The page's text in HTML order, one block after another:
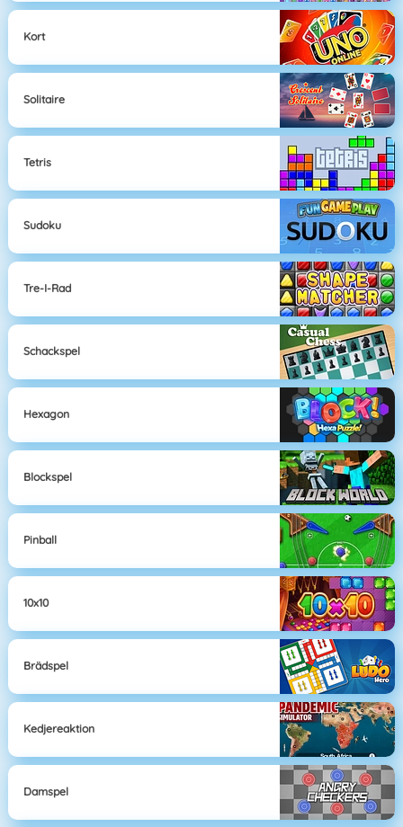
Kort
Solitaire
Tetris
Sudoku
Tre-I-Rad
Schackspel
Hexagon
Blockspel
Pinball
10x10
Brädspel
Kedjereaktion
Damspel